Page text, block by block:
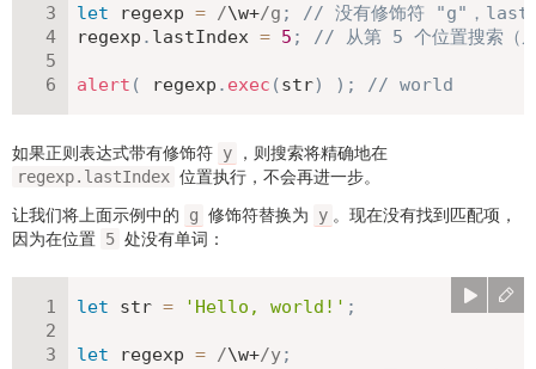
let regexp = /\w+/g ;
// 没有修饰符 "g"，
regexp . lastIndex = 5 ; // 从第 5 个位置搜索（
alert ( regexp . exec (str) ) ; // world
如果正则表达式带有修饰符 y ，则搜索将精确地在
regexp.lastIndex 位置执行，不会再进一步。
让我们将上面示例中的
g 修饰符替换为 y 。现在没有找到匹配项，
因为在位置 5 处没有单词：
let str = 'Hello, world!' ;
let regexp = /\w+/y;